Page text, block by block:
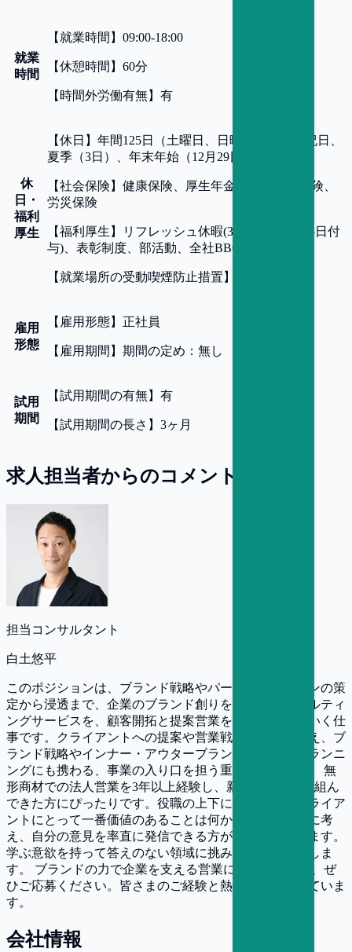
就業
時間
【 就業時間 】 09:00-18:00
【休憩時間 】 60分
【 時間外労働有無】 有
休
日・
福利
厚生
【休日 】 年間125日（土曜日、日曜日、国民の祝日、
夏季（3日）、年末年始（12月29日～1月3日）
【社会保険 】 健康保険、厚生年金保険、雇用保険、
労災保険
【福利厚生 】
リフレッシュ休暇(3年勤続ごとに5日付
与)、表彰制度、部活動、全社BBQ等のイベント
【 就業場所の受動喫煙防止措置 】
雇用
形態
【 雇用形態】 正社員
【 雇用期間 】 期間の定め：無し
試用
期間
【試用期間の有無】 有
【試用期間の長さ 】 3ヶ月
求人担当者からのコメント
担当コンサルタント
白土悠平
このポジションは、ブランド戦略やパーパス・ビジョンの策
定から浸透まで、企業のブランド創りを支えるコンサルティ
ングサービスを、顧客開拓と提案営業を通じて広げていく仕
事です。クライアントへの提案や営業戦略の立案に加え、ブ
ランド戦略やインナー・アウターブランディングのプランニ
ングにも携わる、事業の入り口を担う重要な役割です。 無
形商材での法人営業を3年以上経験し、新規開拓に取り組ん
できた方にぴったりです。役職の上下に関わらず「クライア
ントにとって一番価値のあることは何か」をフラットに考
え、自分の意見を率直に発信できる方が活躍されています。
学ぶ意欲を持って答えのない領域に挑みたい方を歓迎しま
す。 ブランドの力で企業を支える営業に挑戦したい方、ぜ
ひご応募ください。皆さまのご経験と熱意をお待ちしていま
す。
会社情報